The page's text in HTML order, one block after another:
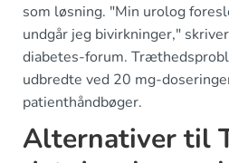
som løsning. "Min urolog
undgår jeg bivirkninger,"
diabetes-forum.
udbredte ved 20 mg-
patienthåndbøger.
Alternativer til